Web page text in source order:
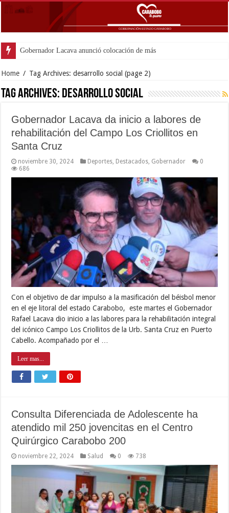
Home / Tag Archives: desarrollo social (page 2)
Tag Archives: desarrollo social
Gobernador Lacava da inicio a labores de
rehabilitación del Campo Los Criollitos en
Santa Cruz
noviembre 30, 2024 Deportes Destacados Gobernador
0
686
Con el objetivo de dar impulso a la masificación del béisbol menor
en el eje litoral del estado Carabobo, este martes el Gobernador
Rafael Lacava dio inicio a las labores para la rehabilitación integral
del icónico Campo Los Criollitos de la Urb. Santa Cruz en Puerto
Cabello. Acompañado por el …
Leer mas...
Consulta Diferenciada de Adolescente ha
atendido mil 250 jovencitas en el Centro
Quirúrgico Carabobo 200
noviembre 22, 2024 Salud 0 738